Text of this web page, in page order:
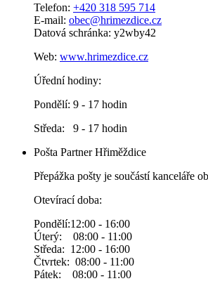
Telefon: +420 318 595 714
E-mail: obec@hrimezdice.cz
Datová schránka: y2wby42
Web: www.hrimezdice.cz
Úřední hodiny:
Pondělí: 9 - 17 hodin
Středa: 9 - 17 hodin
Pošta Partner Hřiměždice
Přepážka pošty je součástí kanceláře
Otevírací doba:
Pondělí:12:00 - 16:00
Úterý: 08:00 - 11:00
Středa: 12:00 - 16:00
Čtvrtek: 08:00 - 11:00
Pátek: 08:00 - 11:00